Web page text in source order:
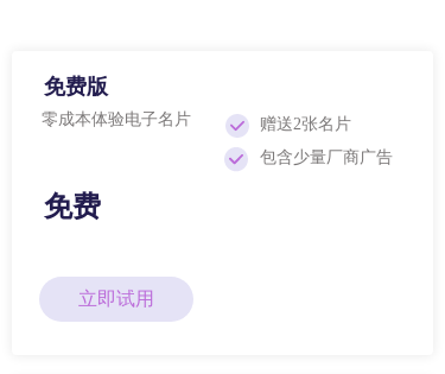
免费版
零成本体验电子名片
免费
赠送2张名片
包含少量厂商广告
立即试用